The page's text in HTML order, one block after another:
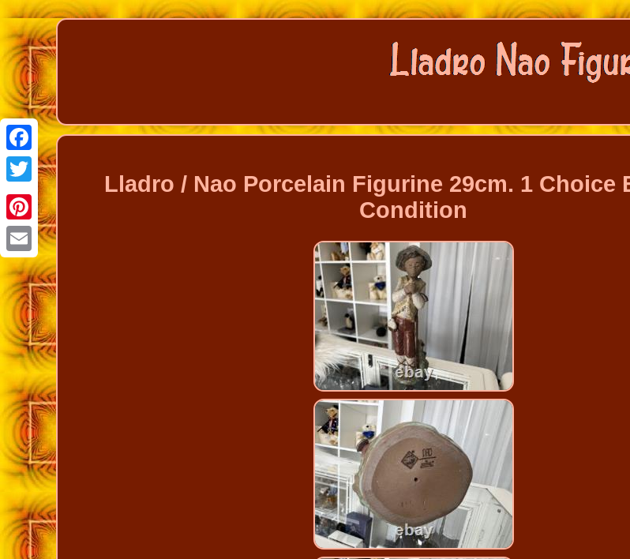
Facebook
Twitter
Pinterest
Email
Lladro / Nao Porcelain Figurine 29cm. 1 Choice
Condition